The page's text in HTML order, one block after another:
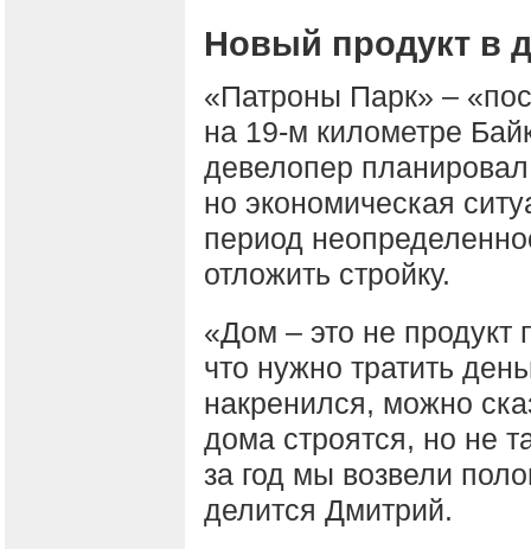
Новый продукт в
«Патроны Парк» –
на 19-м километре
девелопер
но экономическая
период
отложить стройку.
«Дом – это не продукт
что нужно тратить
накренился, можно
дома строятся, но не
за год мы возвели
делится Дмитрий.